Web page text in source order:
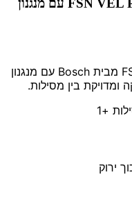
Bosch מחבר מסילות FSN VEL Professional עם מנגנון
מחבר מסילות FSN VEL Professional מבית Bosch עם מנגנון
בין מסילות.
+1